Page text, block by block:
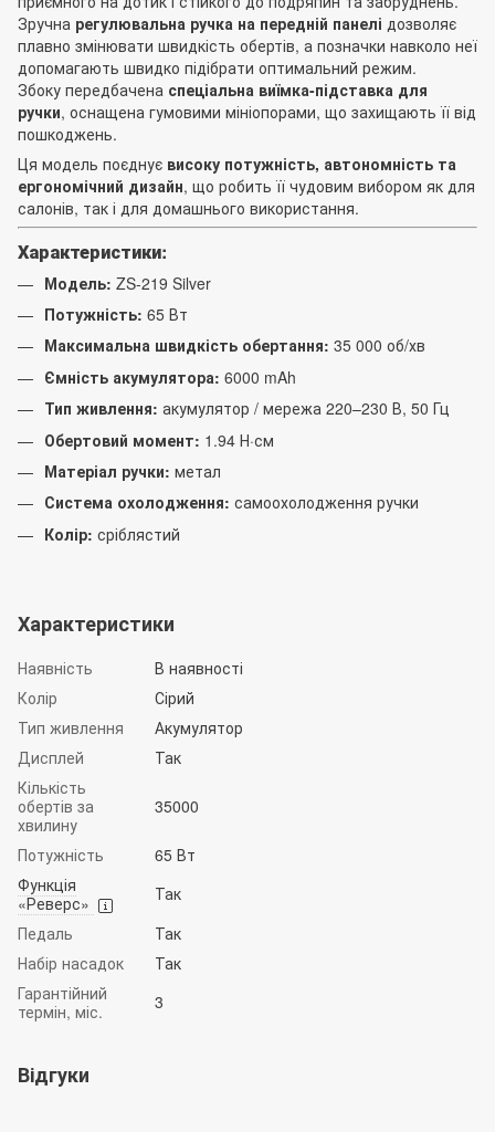
Зручна регулювальна ручка на передній панелі дозволяє
плавно змінювати швидкість обертів, а позначки навколо неї
допомагають швидко підібрати оптимальний режим.
Збоку передбачена спеціальна виїмка-підставка для
ручки, оснащена гумовими мініопорами, що захищають її від
пошкоджень.
Ця модель поєднує високу потужність, автономність та
ергономічний дизайн, що робить її чудовим вибором як для
салонів, так і для домашнього використання.
Характеристики:
Модель: ZS-219 Silver
Потужність: 65 Вт
Максимальна швидкість обертання: 35 000 об/хв
Ємність акумулятора: 6000 mAh
Тип живлення: акумулятор / мережа 220–230 В, 50 Гц
Обертовий момент: 1.94 Н·см
Матеріал ручки: метал
Система охолодження: самоохолодження ручки
Колір: сріблястий
Характеристики
Наявність
В наявності
Колір
Сірий
Тип живлення
Акумулятор
Дисплей
Так
Кількість
обертів за
хвилину
35000
Потужність
65 Вт
Функція
«Реверс»
Так
Педаль
Так
Набір насадок
Так
Гарантійний
термін, міс.
3
Відгуки